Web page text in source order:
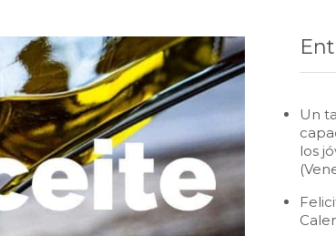
Un
los